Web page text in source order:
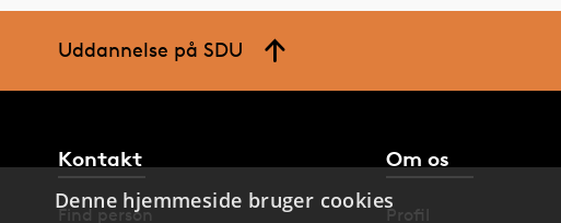
Uddannelse på SDU
Kontakt
Find person
Om os
Profil
Denne hjemmeside bruger cookies